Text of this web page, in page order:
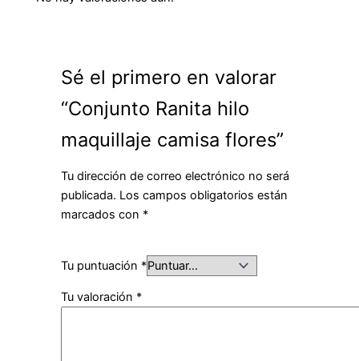
Sé el primero en valorar
“Conjunto Ranita hilo
maquillaje camisa flores”
Tu dirección de correo electrónico no será
publicada. Los campos obligatorios están
marcados con *
Tu puntuación *
Tu valoración *